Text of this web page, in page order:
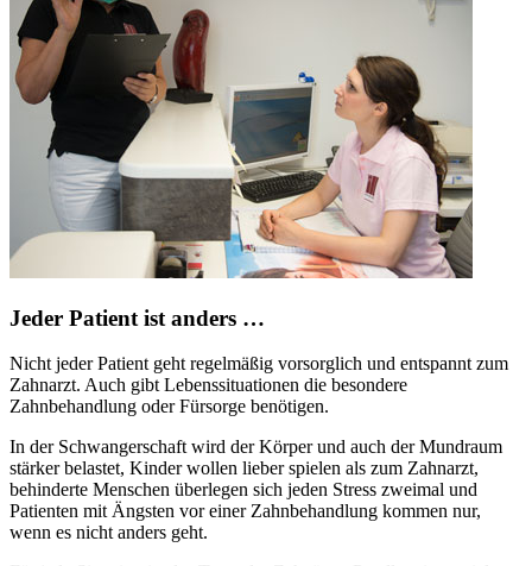
Jeder Patient ist anders …
Nicht jeder Patient geht regelmäßig vorsorglich und entspannt zum
Zahnarzt. Auch gibt Lebenssituationen die besondere
Zahnbehandlung oder Fürsorge benötigen.
In der Schwangerschaft wird der Körper und auch der Mundraum
stärker belastet, Kinder wollen lieber spielen als zum Zahnarzt,
behinderte Menschen überlegen sich jeden Stress zweimal und
Patienten mit Ängsten vor einer Zahnbehandlung kommen nur,
wenn es nicht anders geht.